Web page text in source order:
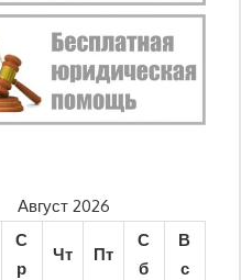
Август 2026
С
р
Чт Пт
С
б
В
с